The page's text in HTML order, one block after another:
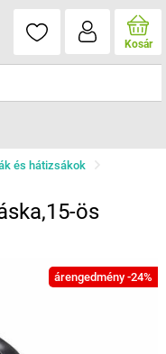
Kosár
és hátizsákok
ös
árengedmény -24%